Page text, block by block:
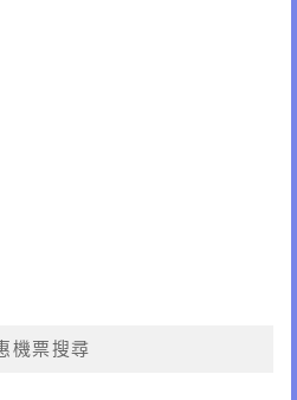
機票搜尋